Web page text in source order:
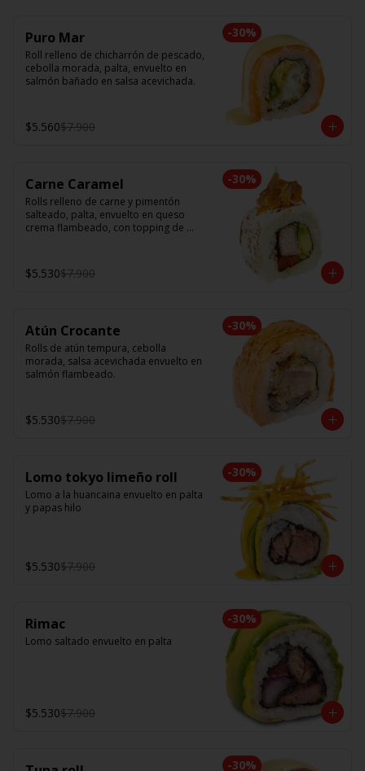
-30%
Puro Mar
Roll relleno de chicharrón de pescado,
cebolla morada, palta, envuelto en
salmón bañado en salsa acevichada.
$5.560$7.900
-30%
Carne Caramel
Rolls relleno de carne y pimentón
salteado, palta, envuelto en queso
crema flambeado, con topping de
$5.530$7.900
-30%
Atún Crocante
Rolls de atún tempura, cebolla
morada, salsa acevichada envuelto en
salmón flambeado.
$5.530$7.900
-30%
Lomo tokyo limeño roll
Lomo a la huancaina envuelto en palta
y papas hilo
$5.530$7.900
-30%
Rimac
Lomo saltado envuelto en palta
$5.530$7.900
-30%